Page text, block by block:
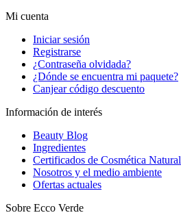
Mi cuenta
Iniciar sesión
Registrarse
¿Contraseña olvidada?
¿Dónde se encuentra mi paquete?
Canjear código descuento
Información de interés
Beauty Blog
Ingredientes
Certificados de Cosmética Natural
Nosotros y el medio ambiente
Ofertas actuales
Sobre Ecco Verde